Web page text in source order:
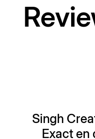
Singh
Exact en